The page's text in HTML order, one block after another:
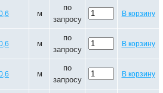
м
по
запросу
В корзину
м
по
запросу
В корзину
м
по
запросу
В корзину